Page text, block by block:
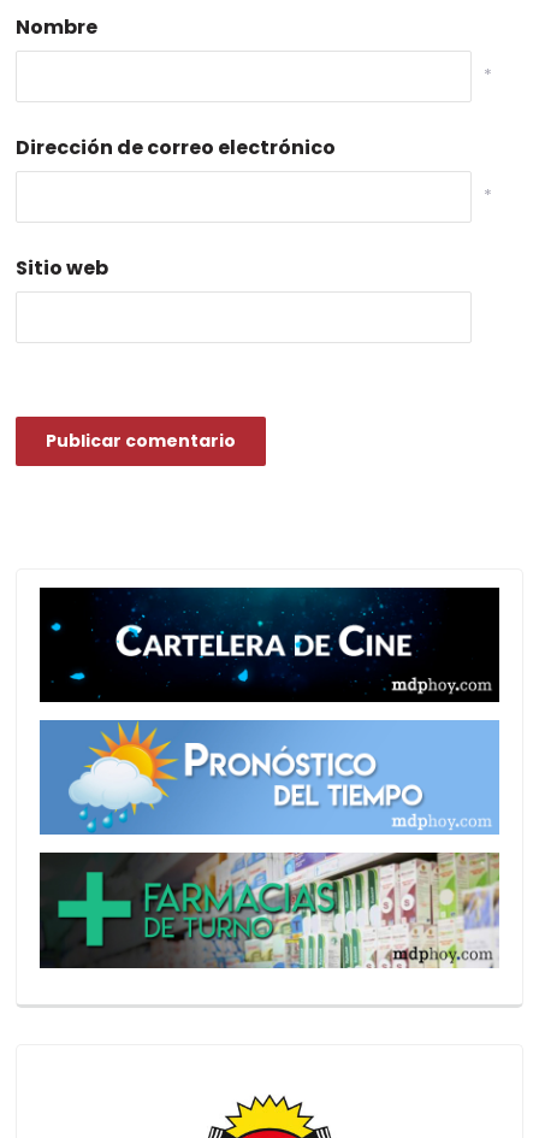
Nombre
*
Dirección de correo electrónico
*
Sitio web